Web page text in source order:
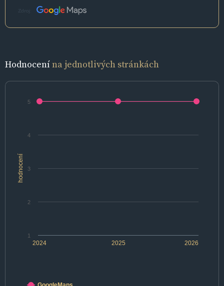
Zdroj:
Hodnocenína jednotlivých stránkách
hodnocení
2024 2025 2026
1
2
3
4
5